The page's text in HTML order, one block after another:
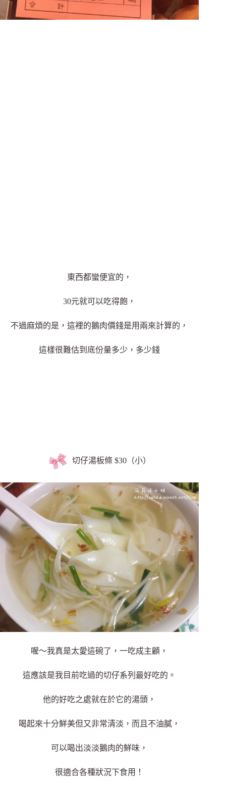
東西都蠻便宜的，
30元就可以吃得飽，
不過麻煩的是，這裡的鵝肉價錢是用兩來計算的，
這樣很難估到底份量多少，多少錢
切仔湯板條 $30（小）
喔～我真是太愛這碗了，一吃成主顧，
這應該是我目前吃過的切仔系列最好吃的。
他的好吃之處就在於它的湯頭，
喝起來十分鮮美但又非常清淡，而且不油膩，
可以喝出淡淡鵝肉的鮮味，
很適合各種狀況下食用！